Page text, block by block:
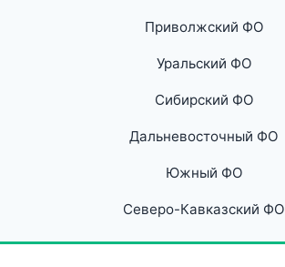
Приволжский ФО
Уральский ФО
Сибирский ФО
Дальневосточный ФО
Южный ФО
Северо-Кавказский ФО